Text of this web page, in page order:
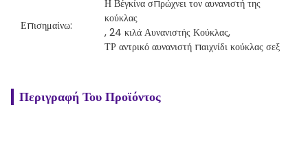
Επισημαίνω:
Η Βέγκίνα σπρώχνει τον αυνανιστή της
κούκλας
, 24 κιλά Αυνανιστής Κούκλας,
ΤΡ αντρικό αυνανιστή παιχνίδι κούκλας σεξ
Περιγραφή Του Προϊόντος